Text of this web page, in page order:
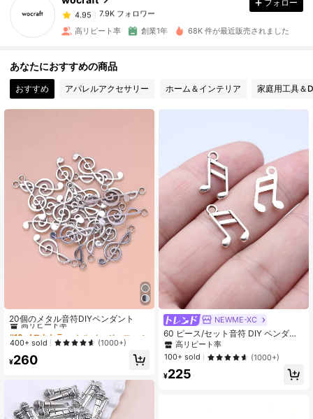
4.95
7.9K フォロワー
p***8
は1日前 に購入しました
4.95 7.9K フォロワー
4.95 7.9K フォロワー
4.95 7.9K フォロワー
4.95 7.9K フォロワー
4.95 7.9K フォロワー
フォロー
高リピート率 創業1年 68K 件が最近販売されました
あなたにおすすめの商品
おすすめ アパレルアクセサリー ホーム＆インテリア 家庭用工具＆
20個のメタル音符DIYペンダント
高リピート率
#10 ベストセラー
高リピート率
#10 ベストセラー
高リピート率
#10 ベストセラー
シルバー ジュエリーメイキングチャーム
高リピート率
400+ sold (1000+)
¥260
NEWME-XC
60 ピース/セット音符 DIY ペンダン
ト 高リピート率
100+ sold
(1000+)
¥225